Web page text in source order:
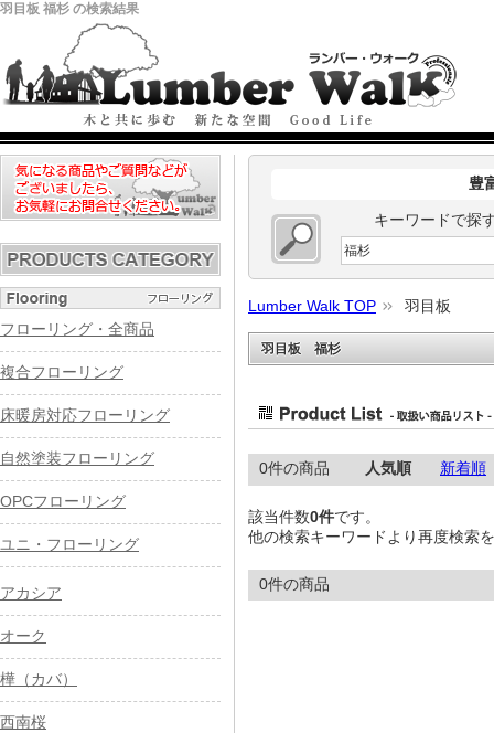
羽目板 福杉 の検索結果
豊
キーワードで探
Lumber Walk TOP 羽目板
羽目板 福杉
0件の商品 人気順 新着順
該当件数0件です。
他の検索キーワードより再度検索
0件の商品
フローリング・全商品
複合フローリング
床暖房対応フローリング
自然塗装フローリング
OPCフローリング
ユニ・フローリング
アカシア
オーク
樺（カバ）
西南桜